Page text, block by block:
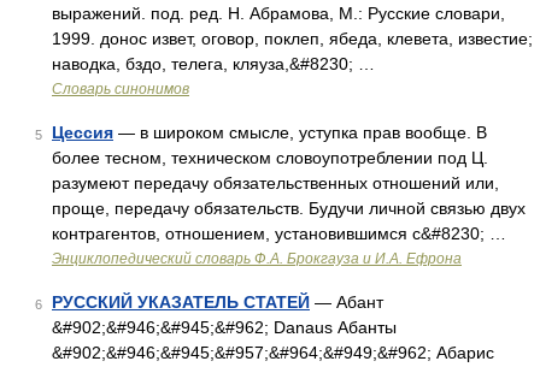
выражений. под. ред. Н. Абрамова, М.: Русские словари,
1999. донос извет, оговор, поклеп, ябеда, клевета, известие;
наводка, бздо, телега, кляуза,&#8230; …
Словарь синонимов
5 Цессия — в широком смысле, уступка прав вообще. В
более тесном, техническом словоупотреблении под Ц.
разумеют передачу обязательственных отношений или,
проще, передачу обязательств. Будучи личной связью двух
контрагентов, отношением, установившимся с&#8230; …
Энциклопедический словарь Ф.А. Брокгауза и И.А. Ефрона
6 РУССКИЙ УКАЗАТЕЛЬ СТАТЕЙ — Абант
&#902;&#946;&#945;&#962; Danaus Абанты
&#902;&#946;&#945;&#957;&#964;&#949;&#962; Абарис